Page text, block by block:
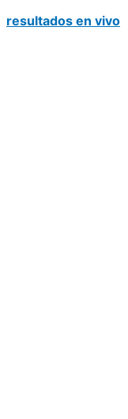
resultados en vivo